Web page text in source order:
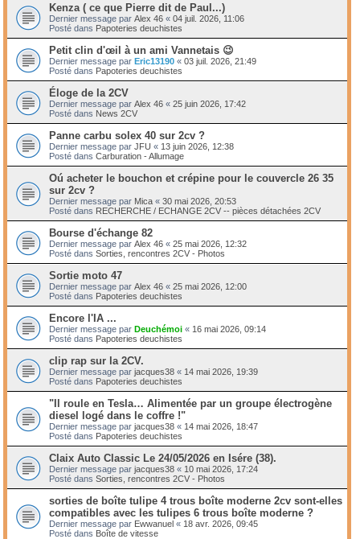
Kenza ( ce que Pierre dit de Paul...)
Dernier message par Alex 46 « 04 juil. 2026, 11:06
Posté dans Papoteries deuchistes
Petit clin d'œil à un ami Vannetais 😉
Dernier message par Eric13190 « 03 juil. 2026, 21:49
Posté dans Papoteries deuchistes
Éloge de la 2CV
Dernier message par Alex 46 « 25 juin 2026, 17:42
Posté dans News 2CV
Panne carbu solex 40 sur 2cv ?
Dernier message par JFU « 13 juin 2026, 12:38
Posté dans Carburation - Allumage
Oú acheter le bouchon et crépine pour le couvercle 26 35
sur 2cv ?
Dernier message par Mica « 30 mai 2026, 20:53
Posté dans RECHERCHE / ECHANGE 2CV -- pièces détachées 2CV
Bourse d'échange 82
Dernier message par Alex 46 « 25 mai 2026, 12:32
Posté dans Sorties, rencontres 2CV - Photos
Sortie moto 47
Dernier message par Alex 46 « 25 mai 2026, 12:00
Posté dans Papoteries deuchistes
Encore l'IA ...
Dernier message par Deuchémoi « 16 mai 2026, 09:14
Posté dans Papoteries deuchistes
clip rap sur la 2CV.
Dernier message par jacques38 « 14 mai 2026, 19:39
Posté dans Papoteries deuchistes
"Il roule en Tesla… Alimentée par un groupe électrogène
diesel logé dans le coffre !"
Dernier message par jacques38 « 14 mai 2026, 18:47
Posté dans Papoteries deuchistes
Claix Auto Classic Le 24/05/2026 en Isére (38).
Dernier message par jacques38 « 10 mai 2026, 17:24
Posté dans Sorties, rencontres 2CV - Photos
sorties de boîte tulipe 4 trous boîte moderne 2cv sont-elles
compatibles avec les tulipes 6 trous boîte moderne ?
Dernier message par Ewwanuel « 18 avr. 2026, 09:45
Posté dans Boîte de vitesse